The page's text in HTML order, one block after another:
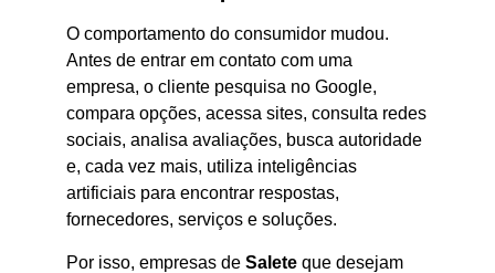
O comportamento do consumidor mudou.
Antes de entrar em contato com uma
empresa, o cliente pesquisa no Google,
compara opções, acessa sites, consulta redes
sociais, analisa avaliações, busca autoridade
e, cada vez mais, utiliza inteligências
artificiais para encontrar respostas,
fornecedores, serviços e soluções.
Por isso, empresas de Salete que desejam